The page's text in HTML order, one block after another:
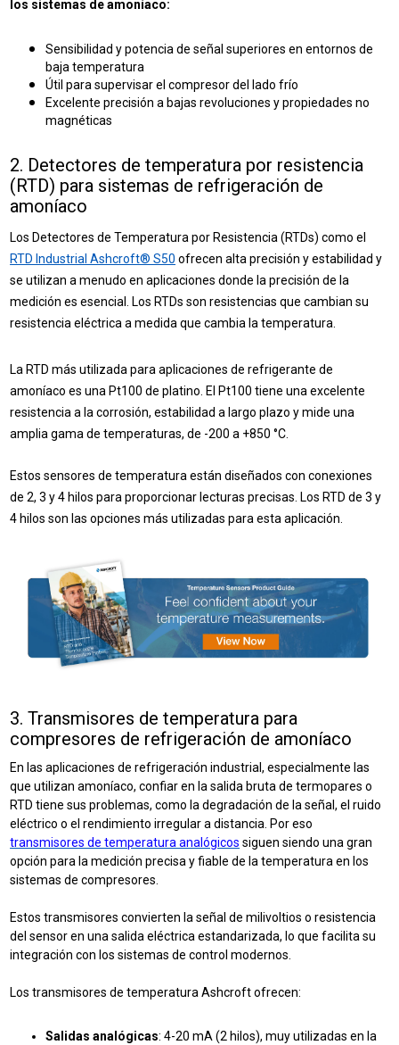
los sistemas de amoníaco:
Sensibilidad y potencia de señal superiores en entornos de
baja temperatura
Útil para supervisar el compresor del lado frío
Excelente precisión a bajas revoluciones y propiedades no
magnéticas
2. Detectores de temperatura por resistencia
(RTD) para sistemas de refrigeración de
amoníaco
Los Detectores de Temperatura por Resistencia (RTDs) como el
RTD Industrial Ashcroft® S50 ofrecen alta precisión y estabilidad y
se utilizan a menudo en aplicaciones donde la precisión de la
medición es esencial. Los RTDs son resistencias que cambian su
resistencia eléctrica a medida que cambia la temperatura.
La RTD más utilizada para aplicaciones de refrigerante de
amoníaco es una Pt100 de platino. El Pt100 tiene una excelente
resistencia a la corrosión, estabilidad a largo plazo y mide una
amplia gama de temperaturas, de -200 a +850 °C.
Estos sensores de temperatura están diseñados con conexiones
de 2, 3 y 4 hilos para proporcionar lecturas precisas. Los RTD de 3 y
4 hilos son las opciones más utilizadas para esta aplicación.
3. Transmisores de temperatura para
compresores de refrigeración de amoníaco
En las aplicaciones de refrigeración industrial, especialmente las
que utilizan amoníaco, confiar en la salida bruta de termopares o
RTD tiene sus problemas, como la degradación de la señal, el ruido
eléctrico o el rendimiento irregular a distancia. Por eso
transmisores de temperatura analógicos siguen siendo una gran
opción para la medición precisa y fiable de la temperatura en los
sistemas de compresores.
Estos transmisores convierten la señal de milivoltios o resistencia
del sensor en una salida eléctrica estandarizada, lo que facilita su
integración con los sistemas de control modernos.
Los transmisores de temperatura Ashcroft ofrecen:
Salidas analógicas: 4-20 mA (2 hilos), muy utilizadas en la